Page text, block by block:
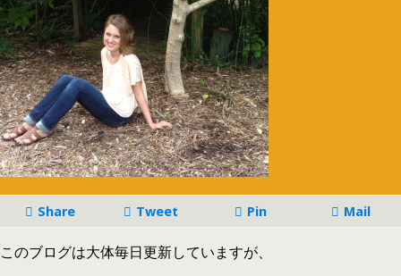
Share Tweet Pin Mail
このブログは大体毎日更新していますが、